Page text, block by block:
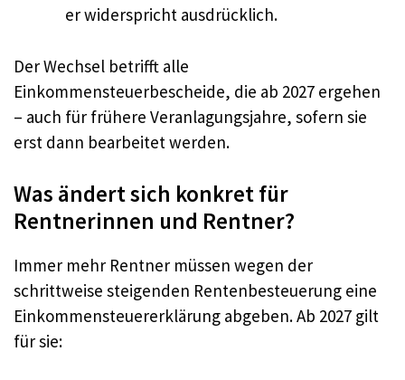
er widerspricht ausdrücklich.
Der Wechsel betrifft alle
Einkommensteuerbescheide, die ab 2027 ergehen
– auch für frühere Veranlagungsjahre, sofern sie
erst dann bearbeitet werden.
Was ändert sich konkret für
Rentnerinnen und Rentner?
Immer mehr Rentner müssen wegen der
schrittweise steigenden Rentenbesteuerung eine
Einkommensteuererklärung abgeben. Ab 2027 gilt
für sie: